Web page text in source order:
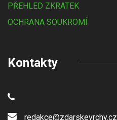
PŘEHLED ZKRATEK
OCHRANA SOUKROMÍ
Kontakty
redakce@zdarskevrchy.cz